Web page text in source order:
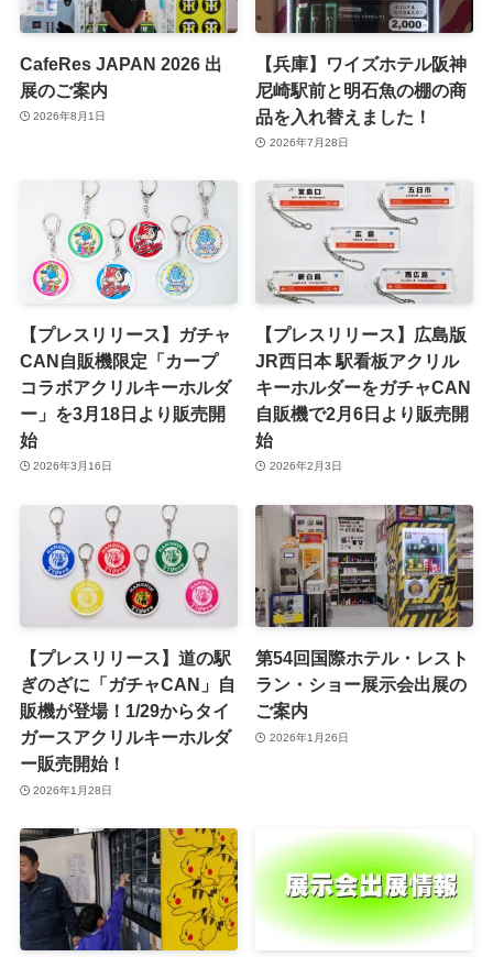
CafeRes JAPAN 2026 出
展のご案内
2026年8月1日
【兵庫】ワイズホテル阪神
尼崎駅前と明石魚の棚の商
品を入れ替えました！
2026年7月28日
【プレスリリース】ガチャ
CAN自販機限定「カープ
コラボアクリルキーホルダ
ー」を3月18日より販売開
始
2026年3月16日
【プレスリリース】広島版
JR西日本 駅看板アクリル
キーホルダーをガチャCAN
自販機で2月6日より販売開
始
2026年2月3日
【プレスリリース】道の駅
ぎのざに「ガチャCAN」自
販機が登場！1/29からタイ
ガースアクリルキーホルダ
ー販売開始！
2026年1月28日
第54回国際ホテル・レスト
ラン・ショー展示会出展の
ご案内
2026年1月26日